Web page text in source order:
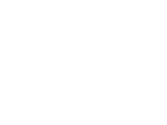
起こしてとか そういう
よ です
にとっては国家の存亡
考えに至ってしまっ
ええ？
ないんですよね これ
させていただきます